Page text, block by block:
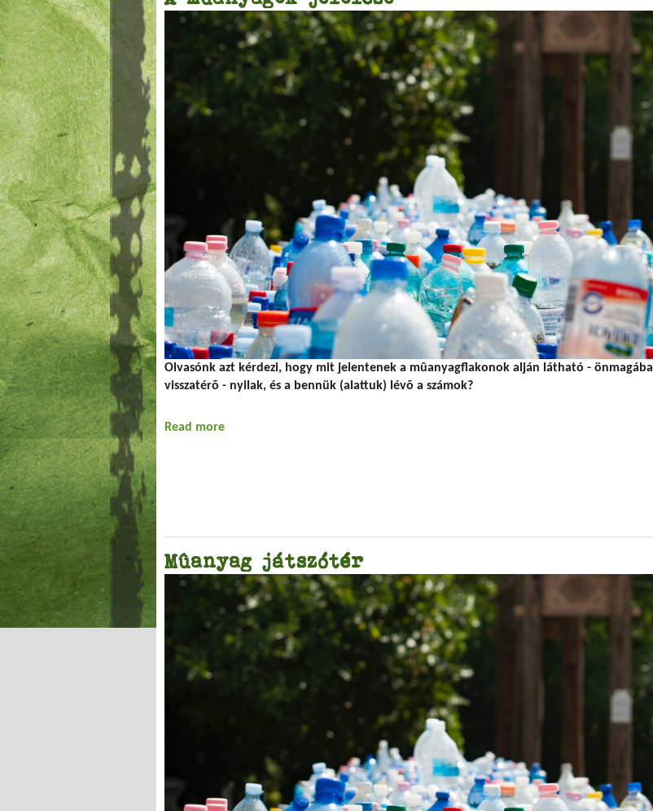
Olvasónk azt kérdezi, hogy mit jelentenek a mûanyagflakonok alján látható - önmagába
visszatérõ - nyilak, és a bennük (alattuk) lévõ a számok?
Read more
Mûanyag játszótér